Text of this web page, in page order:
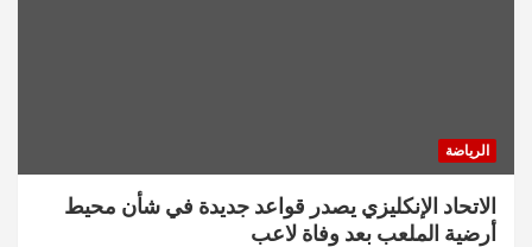
الرياضة
الاتحاد الإنكليزي يصدر قواعد جديدة في شأن محيط
أرضية الملعب بعد وفاة لاعب